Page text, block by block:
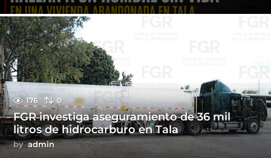
176 0
FGR investiga aseguramiento de 36 mil
litros de hidrocarburo en Tala
by admin